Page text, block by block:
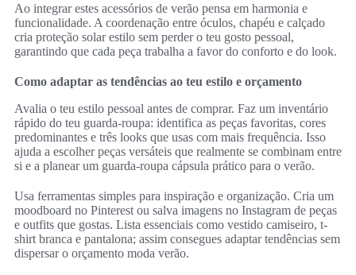
Ao integrar estes acessórios de verão pensa em harmonia e
funcionalidade. A coordenação entre óculos, chapéu e calçado
cria proteção solar estilo sem perder o teu gosto pessoal,
garantindo que cada peça trabalha a favor do conforto e do look.
Como adaptar as tendências ao teu estilo e orçamento
Avalia o teu estilo pessoal antes de comprar. Faz um inventário
rápido do teu guarda-roupa: identifica as peças favoritas, cores
predominantes e três looks que usas com mais frequência. Isso
ajuda a escolher peças versáteis que realmente se combinam entre
si e a planear um guarda-roupa cápsula prático para o verão.
Usa ferramentas simples para inspiração e organização. Cria um
moodboard no Pinterest ou salva imagens no Instagram de peças
e outfits que gostas. Lista essenciais como vestido camiseiro, t-
shirt branca e pantalona; assim consegues adaptar tendências sem
dispersar o orçamento moda verão.